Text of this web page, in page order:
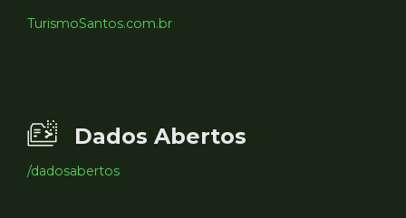
TurismoSantos.com.br
Dados Abertos
/dadosabertos